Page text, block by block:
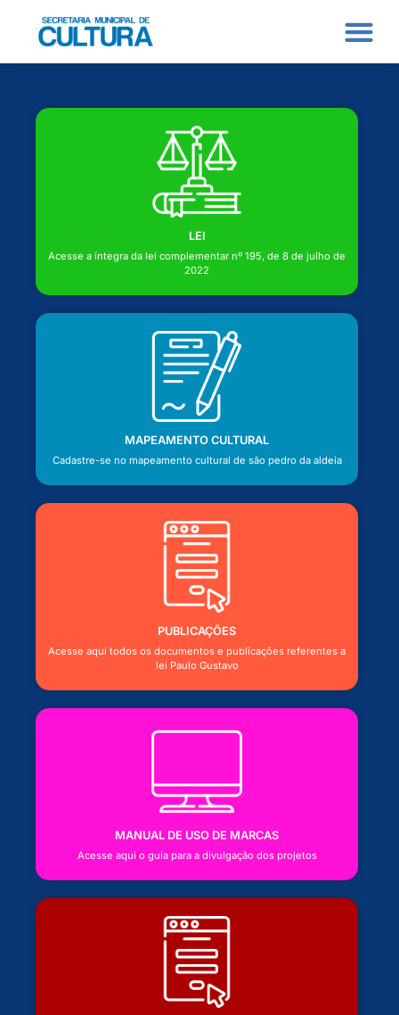
LEI
Acesse a íntegra da lei complementar nº 195, de 8 de julho de
2022
MAPEAMENTO CULTURAL
Cadastre-se no mapeamento cultural de são pedro da aldeia
PUBLICAÇÕES
Acesse aqui todos os documentos e publicações referentes a
lei Paulo Gustavo
MANUAL DE USO DE MARCAS
Acesse aqui o guia para a divulgação dos projetos